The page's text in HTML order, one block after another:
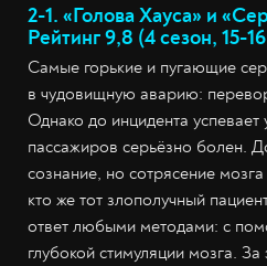
2-1. «Голова Хауса» и
Рейтинг 9,8 (4 сезон, 15-
Самые горькие и пугающие
в чудовищную аварию:
Однако до инцидента успевает
пассажиров серьёзно болен.
сознание, но сотрясение
кто же тот злополучный
ответ любыми методами: с
глубокой стимуляции мозга.